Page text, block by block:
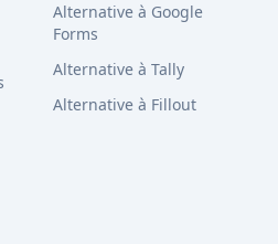
Alternative à Google
Forms
Alternative à Tally
Alternative à Fillout